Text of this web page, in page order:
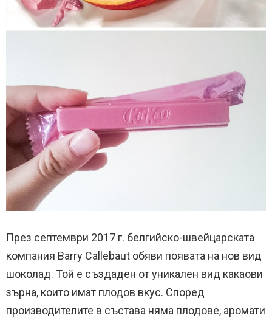
През септември 2017 г. белгийско-швейцарската
компания Barry Callebaut обяви появата на нов вид
шоколад. Той е създаден от уникален вид какаови
зърна, които имат плодов вкус. Според
производителите в състава няма плодове, аромати